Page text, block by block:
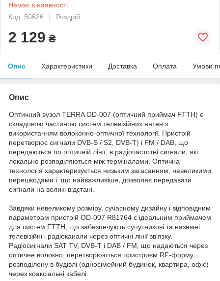
Немає в наявності
Код: 50626
Роздріб
2 129 ₴
Опис Характеристики Доставка Оплата Умови
Опис
Оптичний вузол TERRA OD-007 (оптичний приймач FTTH) є
складовою частиною систем телевізійних антен з
використанням волоконно-оптичної технології. Пристрій
перетворює сигнали DVB-S / S2, DVB-T) і FM / DAB, що
передаються по оптичній лінії, в радіочастотні сигнали, які
локально розподіляються між терміналами. Оптична
технологія характеризується низьким загасанням, невеликими
перешкодами і, що найважливіше, дозволяє передавати
сигнали на великі відстані.
Завдяки невеликому розміру, сучасному дизайну і відповідним
параметрам пристрій OD-007 R81764 є ідеальним приймачем
для систем FTTH, що забезпечують супутникові та наземні
телевізійні і радіоканали через оптичні лінії зв'язку.
Радіосигнали SAT TV, DVB-T і DAB / FM, що надаються через
оптичне волокно, перетворюються пристроєм RF-форму,
розподілену в будівлі (односімейний будинок, квартира, офіс)
через коаксіальні кабелі.